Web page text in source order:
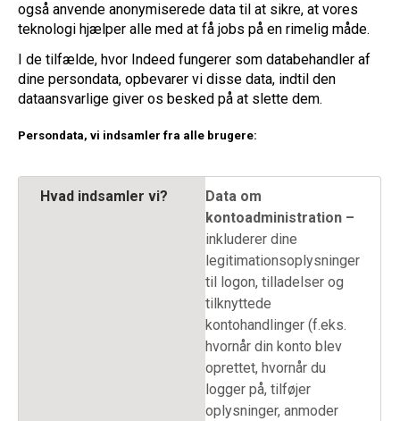
også anvende anonymiserede data til at sikre, at vores
teknologi hjælper alle med at få jobs på en rimelig måde.
I de tilfælde, hvor Indeed fungerer som databehandler af
dine persondata, opbevarer vi disse data, indtil den
dataansvarlige giver os besked på at slette dem.
Persondata, vi indsamler fra alle brugere:
Hvad indsamler vi?
Data om
kontoadministration –
inkluderer dine
legitimationsoplysninger
til logon, tilladelser og
tilknyttede
kontohandlinger (f.eks.
hvornår din konto blev
oprettet, hvornår du
logger på, tilføjer
oplysninger, anmoder